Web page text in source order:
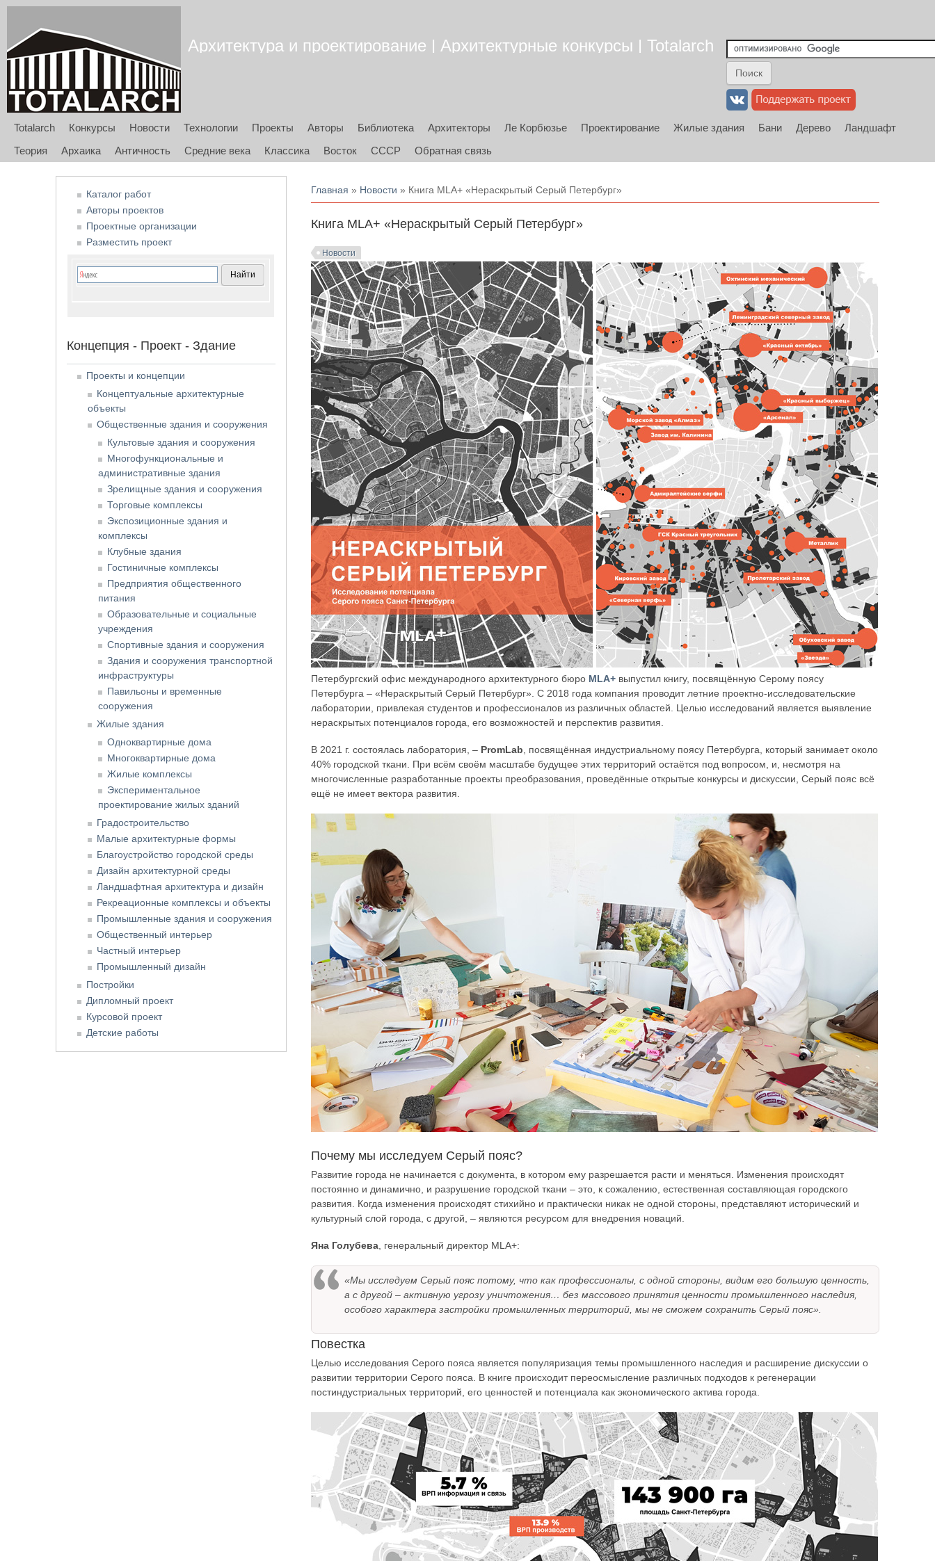
Архитектура и проектирование | Архитектурные конкурсы | Totalarch
Totalarch Конкурсы Новости Технологии Проекты Авторы Библиотека Архитекторы Ле Корбюзье Проектирование Жилые здания Бани Дерево
Ландшафт
Теория
Архаика Античность Средние века Классика Восток СССР Обратная связь
Вы здесь
Главная » Новости » Книга MLA+ «Нераскрытый Серый Петербург»
Книга MLA+ «Нераскрытый Серый Петербург»
Новости
Петербургский офис международного архитектурного бюро MLA+ выпустил книгу, посвящённую Серому поясу
Петербурга – «Нераскрытый Серый Петербург». С 2018 года компания проводит летние проектно-исследовательские
лаборатории, привлекая студентов и профессионалов из различных областей. Целью исследований является выявление
нераскрытых потенциалов города, его возможностей и перспектив развития.
В 2021 г. состоялась лаборатория, – PromLab , посвящённая индустриальному поясу Петербурга, который занимает около
40% городской ткани. При всём своём масштабе будущее этих территорий остаётся под вопросом, и, несмотря на
многочисленные разработанные проекты преобразования, проведённые открытые конкурсы и дискуссии, Серый пояс всё
ещё не имеет вектора развития.
Почему мы исследуем Серый пояс?
Развитие города не начинается с документа, в котором ему разрешается расти и меняться. Изменения происходят
постоянно и динамично, и разрушение городской ткани – это, к сожалению, естественная составляющая городского
развития. Когда изменения происходят стихийно и практически никак не одной стороны, представляют исторический и
культурный слой города, с другой, – являются ресурсом для внедрения новаций.
Яна Голубева , генеральный директор MLA+:
«Мы исследуем Серый пояс потому, что как профессионалы, с одной стороны, видим его большую ценность,
а с другой – активную угрозу уничтожения… без массового принятия ценности промышленного наследия,
особого характера застройки промышленных территорий, мы не сможем сохранить Серый пояс».
Повестка
Целью исследования Серого пояса является популяризация темы промышленного наследия и расширение дискуссии о
развитии территории Серого пояса. В книге происходит переосмысление различных подходов к регенерации
постиндустриальных территорий, его ценностей и потенциала как экономического актива города.
Каталог работ
Авторы проектов
Проектные организации
Разместить проект
Концепция - Проект - Здание
Проекты и концепции
Концептуальные архитектурные
объекты
Общественные здания и сооружения
Культовые здания и сооружения
Многофункциональные и
административные здания
Зрелищные здания и сооружения
Торговые комплексы
Экспозиционные здания и
комплексы
Клубные здания
Гостиничные комплексы
Предприятия общественного
питания
Образовательные и социальные
учреждения
Спортивные здания и сооружения
Здания и сооружения транспортной
инфраструктуры
Павильоны и временные
сооружения
Жилые здания
Одноквартирные дома
Многоквартирные дома
Жилые комплексы
Экспериментальное
проектирование жилых зданий
Градостроительство
Малые архитектурные формы
Благоустройство городской среды
Дизайн архитектурной среды
Ландшафтная архитектура и дизайн
Рекреационные комплексы и объекты
Промышленные здания и сооружения
Общественный интерьер
Частный интерьер
Промышленный дизайн
Постройки
Дипломный проект
Курсовой проект
Детские работы